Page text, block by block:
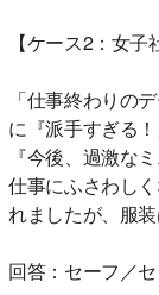
【ケース2：女子
「仕事終わりの
に『派手すぎる
『今後、過激な
仕事にふさわし
れましたが、服
回答：セーフ／